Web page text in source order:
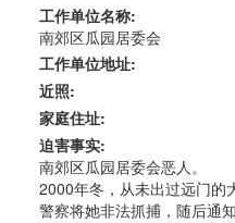
工作单位名称:
南郊区瓜园居委会
工作单位地址:
近照:
家庭住址:
迫害事实:
南郊区瓜园居委会恶人。
2000年冬，从未出过远门的
警察将她非法抓捕，随后通